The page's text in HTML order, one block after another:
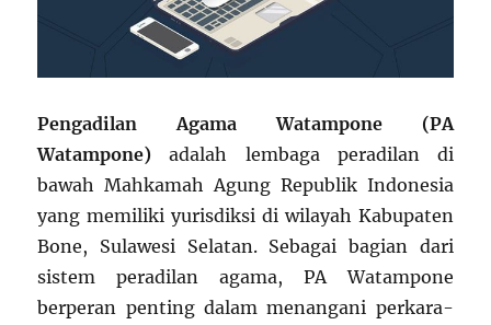
Pengadilan Agama Watampone (PA
Watampone) adalah lembaga peradilan di
bawah Mahkamah Agung Republik Indonesia
yang memiliki yurisdiksi di wilayah Kabupaten
Bone, Sulawesi Selatan. Sebagai bagian dari
sistem peradilan agama, PA Watampone
berperan penting dalam menangani perkara-